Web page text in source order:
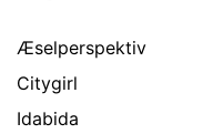
Æselperspektiv
Citygirl
Idabida